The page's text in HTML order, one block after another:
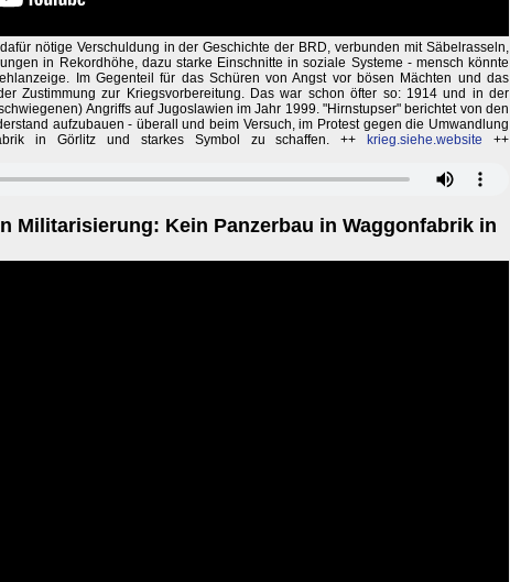
nötige Verschuldung in der Geschichte der BRD, verbunden mit Säbelrasseln,
in Rekordhöhe, dazu starke Einschnitte in soziale Systeme - mensch könnte
Im Gegenteil für das Schüren von Angst vor bösen Mächten und das
Zustimmung zur Kriegsvorbereitung. Das war schon öfter so: 1914 und in der
Angriffs auf Jugoslawien im Jahr 1999. "Hirnstupser" berichtet von den
aufzubauen - überall und beim Versuch, im Protest gegen die Umwandlung
in Görlitz und starkes Symbol zu schaffen. ++
krieg.siehe.website ++
Militarisierung: Kein Panzerbau in Waggonfabrik in